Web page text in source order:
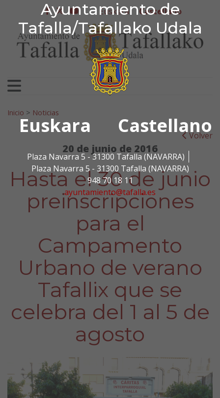
Ayuntamiento de
Tafalla/Tafallako Udala
Euskara Castellano
Plaza Navarra 5 - 31300 Tafalla (NAVARRA)
Plaza Navarra 5 - 31300 Tafalla (NAVARRA)
948 70 18 11
ayuntamiento@tafalla.es
Ir al contenido
Ayuntamiento de
facebook
twitter
youtube
Euskera Castellano
Search for:
Inicio > Noticias
Volver
20 de junio de 2016
Hasta el 30 de junio
preinscripciones
para el
Campamento
Urbano de verano
Tafallix que se
celebra del 1 al 5 de
agosto